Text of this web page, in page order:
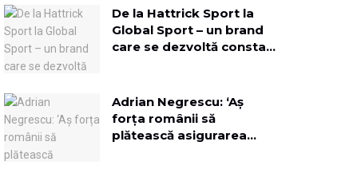
De la Hattrick Sport la
Global Sport – un brand
care se dezvoltă constant
Adrian Negrescu: ‘Aș
forța românii să
plătească asigurarea